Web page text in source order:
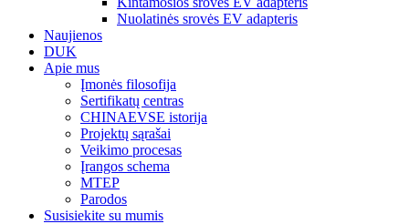
Nuolatinės srovės EV adapteris
Naujienos
DUK
Apie mus
Įmonės filosofija
Sertifikatų centras
CHINAEVSE istorija
Projektų sąrašai
Veikimo procesas
Įrangos schema
MTEP
Parodos
Susisiekite su mumis